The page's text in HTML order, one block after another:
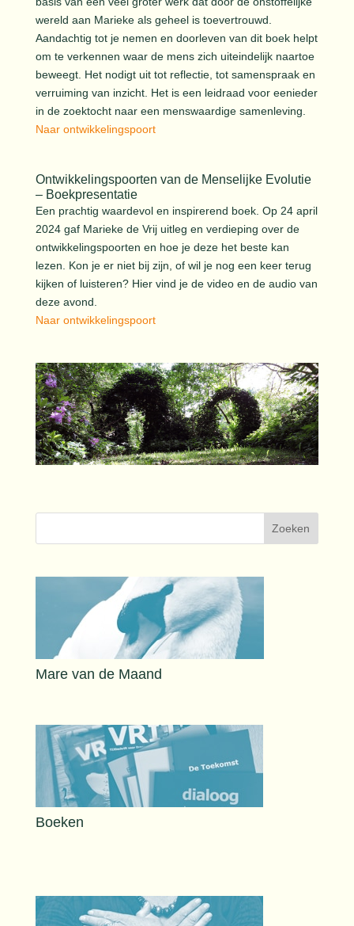
wereld aan Marieke als geheel is toevertrouwd.
Aandachtig tot je nemen en doorleven van dit boek helpt
om te verkennen waar de mens zich uiteindelijk naartoe
beweegt. Het nodigt uit tot reflectie, tot samenspraak en
verruiming van inzicht. Het is een leidraad voor eenieder
in de zoektocht naar een menswaardige samenleving.
Naar ontwikkelingspoort
Ontwikkelingspoorten van de Menselijke Evolutie
– Boekpresentatie
Een prachtig waardevol en inspirerend boek. Op 24 april
2024 gaf Marieke de Vrij uitleg en verdieping over de
ontwikkelingspoorten en hoe je deze het beste kan
lezen. Kon je er niet bij zijn, of wil je nog een keer terug
kijken of luisteren? Hier vind je de video en de audio van
deze avond.
Naar ontwikkelingspoort
Mare van de Maand
Boeken